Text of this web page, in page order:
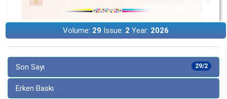
Volume: 29Issue: 2 Year: 2026
29/2
Son Sayı
Erken Baskı